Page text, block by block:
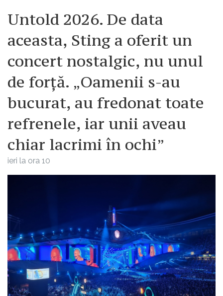
Untold 2026. De data
aceasta, Sting a oferit un
concert nostalgic, nu unul
de forță. „Oamenii s-au
bucurat, au fredonat toate
refrenele, iar unii aveau
chiar lacrimi în ochi”
ieri la ora 10